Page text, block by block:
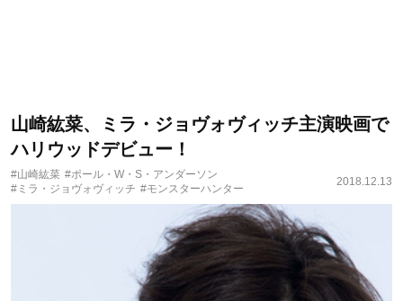
山崎紘菜、ミラ・ジョヴォヴィッチ主演映画で
ハリウッドデビュー！
#山崎紘菜 #ポール・W・S・アンダーソン
#ミラ・ジョヴォヴィッチ #モンスターハンター
2018.12.13